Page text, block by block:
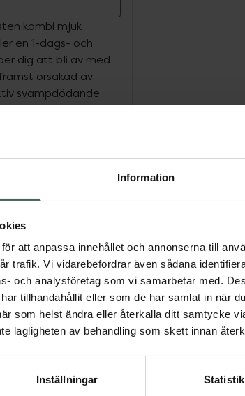
Information
att anpassa innehållet och annonserna till
trafik. Vi vidarebefordrar även sådana
och analysföretag som vi samarbetar med.
tillhandahållit eller som de har samlat in när
som helst ändra eller återkalla ditt samtycke
lagligheten av behandling som skett innan
Inställningar Statistik
kombi mjuk
en 1-dags- och
dig att bli av med
orsakad av
svampdödande
de 6 vanligaste
du känna dig lugn
drabbas av
och inget du
sveda,
kan vara otroligt
är en 2-i-
din svampinfektion
vid sänggående och
skall användas 2-3
lindrar klåda,
av dagen utan